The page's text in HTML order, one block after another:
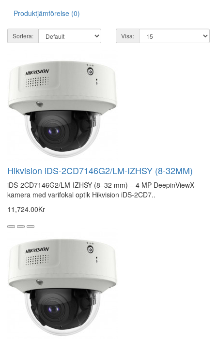
Produktjämförelse (0)
Sortera: Visa:
Hikvision iDS-2CD7146G2/LM-IZHSY (8-32MM)
iDS-2CD7146G2/LM-IZHSY (8–32 mm) – 4 MP DeepinViewX-
kamera med varifokal optik Hikvision iDS-2CD7..
11,724.00Kr